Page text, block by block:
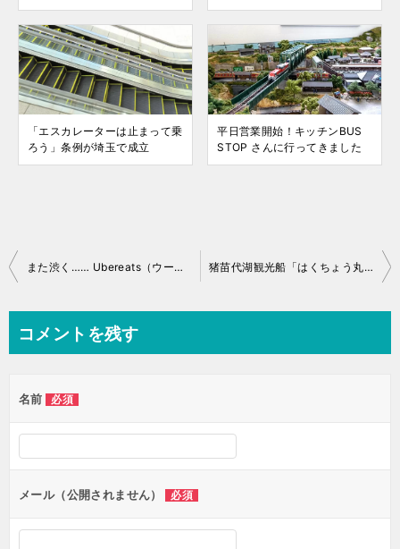
「エスカレーターは止まって乗
ろう」条例が埼玉で成立
平日営業開始！キッチンBUS
STOP さんに行ってきました
投
ビ
ー
シ
ョ
ン
また渋く…… Ubereats（ウーバーイーツ） 稼動日誌 2021/10/15 猪苗代湖観光船「はくちょう丸」ついに運行再開！
コメントを残す
名前 必須
メール（公開されません） 必須